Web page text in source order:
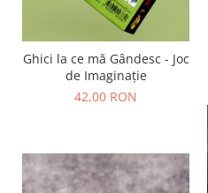
Ghici la ce mă Gândesc - Joc
de Imaginație
42,00 RON